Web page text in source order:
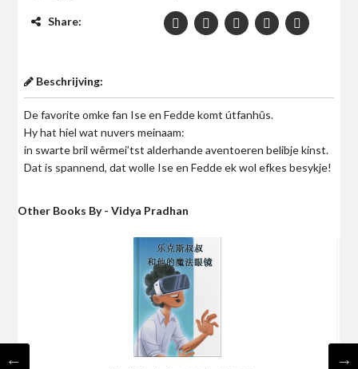
Share:
Beschrijving:
De favorite omke fan Ise en Fedde komt útfanhûs.
Hy hat hiel wat nuvers meinaam:
in swarte bril wêrmei’tst alderhande aventoeren belibje kinst.
Dat is spannend, dat wolle Ise en Fedde ek wol efkes besykje!
Other Books By - Vidya Pradhan